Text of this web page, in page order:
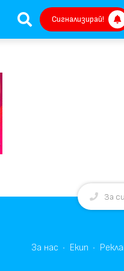
Сигнализирай!
За
За нас Екип